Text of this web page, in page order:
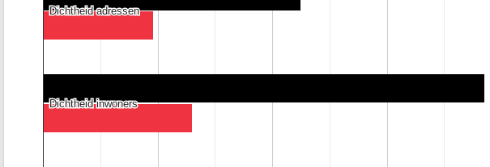
Dichtheid adressen
Dichtheid adressen
Dichtheid inwoners
Dichtheid inwoners